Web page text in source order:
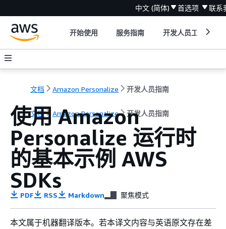
中文 (简体) 首选项 联系
开始使用 服务指南 开发人员工具
文档 Amazon Personalize 开发人员指南
文档 Amazon Personalize 开发人员指南
使用 Amazon
Personalize 运行时
的基本示例 AWS
SDKs
PDF RSS Markdown 聚焦模式
本文属于机器翻译版本。若本译文内容与英语原文存在差